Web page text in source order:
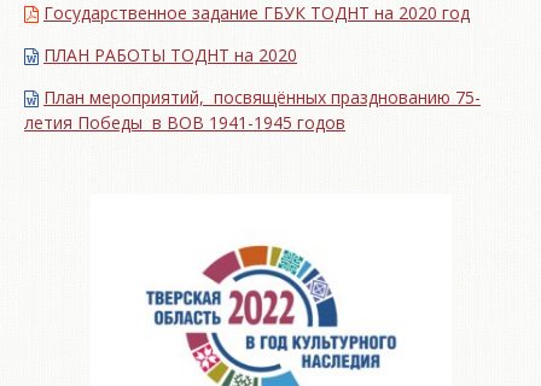
Государственное задание ГБУК ТОДНТ на 2020 год
ПЛАН РАБОТЫ ТОДНТ на 2020
План мероприятий, посвящённых празднованию 75-
летия Победы в ВОВ 1941-1945 годов